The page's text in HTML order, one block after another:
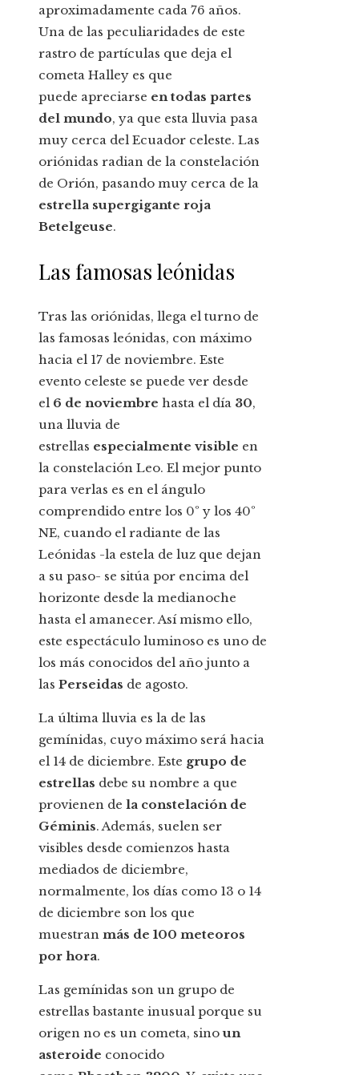
aproximadamente cada 76 años.
Una de las peculiaridades de este
rastro de partículas que deja el
cometa Halley es que
puede apreciarse en todas partes
del mundo, ya que esta lluvia pasa
muy cerca del Ecuador celeste. Las
oriónidas radian de la constelación
de Orión, pasando muy cerca de la
estrella supergigante roja
Betelgeuse.
Las famosas leónidas
Tras las oriónidas, llega el turno de
las famosas leónidas, con máximo
hacia el 17 de noviembre. Este
evento celeste se puede ver desde
el 6 de noviembre hasta el día 30,
una lluvia de
estrellas especialmente visible en
la constelación Leo. El mejor punto
para verlas es en el ángulo
comprendido entre los 0º y los 40º
NE, cuando el radiante de las
Leónidas -la estela de luz que dejan
a su paso- se sitúa por encima del
horizonte desde la medianoche
hasta el amanecer. Así mismo ello,
este espectáculo luminoso es uno de
los más conocidos del año junto a
las Perseidas de agosto.
La última lluvia es la de las
gemínidas, cuyo máximo será hacia
el 14 de diciembre. Este grupo de
estrellas debe su nombre a que
provienen de la constelación de
Géminis. Además, suelen ser
visibles desde comienzos hasta
mediados de diciembre,
normalmente, los días como 13 o 14
de diciembre son los que
muestran más de 100 meteoros
por hora.
Las gemínidas son un grupo de
estrellas bastante inusual porque su
origen no es un cometa, sinoun
asteroide conocido